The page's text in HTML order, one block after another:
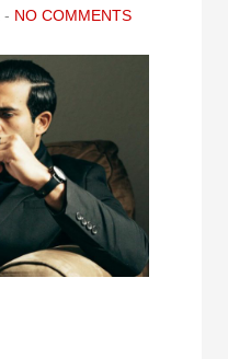
- NO COMMENTS